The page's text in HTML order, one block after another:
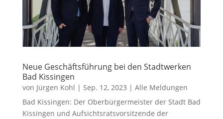
Neue Geschäftsführung bei den Stadtwerken
Bad Kissingen
von Jürgen Kohl | Sep. 12, 2023 | Alle Meldungen
Bad Kissingen: Der Oberbürgermeister der Stadt Bad
Kissingen und Aufsichtsratsvorsitzende der